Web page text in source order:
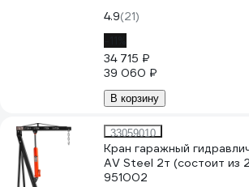
4.9(21)
34 715 ₽
39 060 ₽
В корзину
33059010
Кран гаражный
AV Steel 2т (состоит из
951002